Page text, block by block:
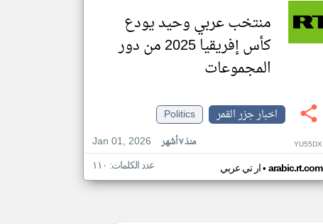
منتخب عربي وحيد يودع
كأس إفريقيا 2025 من دور
المجموعات
اخبار جزر القمر
Politics
Jan 01, 2026
منذ ٧ أشهر YU55DX
ار تي عربي• arabic.rt.com عدد الكلمات: ١١٠